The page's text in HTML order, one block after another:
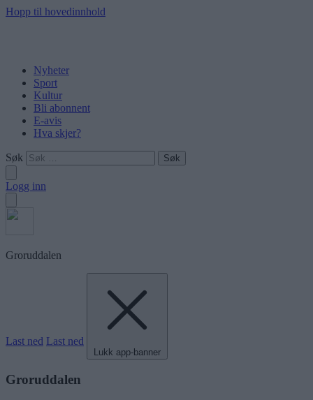
Hopp til hovedinnhold
Nyheter
Sport
Kultur
Bli abonnent
E-avis
Hva skjer?
Søk
Logg inn
Groruddalen
Last ned Last ned
Lukk app-banner
Groruddalen